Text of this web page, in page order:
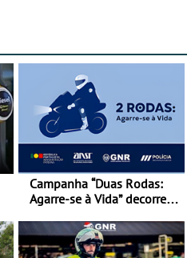
Campanha “Duas Rodas:
Agarre-se à Vida” decorre